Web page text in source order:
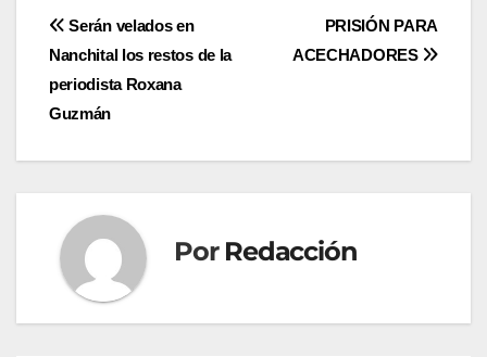
Navegación
de
entradas
PRISIÓN PARA
ACECHADORES
Serán velados en
Nanchital los restos de la
periodista Roxana
Guzmán
Por Redacción